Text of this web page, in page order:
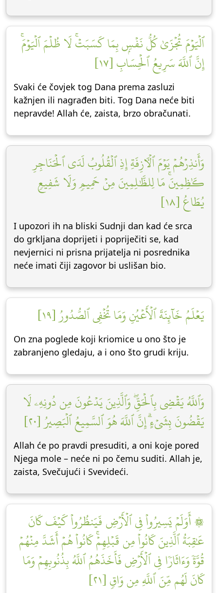
ٱلۡيَوۡمَ تُجۡزَىٰ كُلُّ نَفۡسِۭ بِمَا كَسَبَتۡۚ لَا ظُلۡمَ ٱلۡيَوۡمَۚ
إِنَّ ٱللَّهَ سَرِيعُ ٱلۡحِسَابِ [١٧]
Svaki će čovjek tog Dana prema zasluzi
kažnjen ili nagrađen biti. Tog Dana neće biti
nepravde! Allah će, zaista, brzo obračunati.
وَأَنذِرۡهُمۡ يَوۡمَ ٱلۡأٓزِفَةِ إِذِ ٱلۡقُلُوبُ لَدَى ٱلۡحَنَاجِرِ
كَٰظِمِينَۚ مَا لِلظَّٰلِمِينَ مِنۡ حَمِيمٖ وَلَا شَفِيعٖ
يُطَاعُ [١٨]
I upozori ih na bliski Sudnji dan kad će srca
do grkljana doprijeti i popriječiti se, kad
nevjernici ni prisna prijatelja ni posrednika
neće imati čiji zagovor bi uslišan bio.
يَعۡلَمُ خَآئِنَةَ ٱلۡأَعۡيُنِ وَمَا تُخۡفِي ٱلصُّدُورُ [١٩]
On zna poglede koji kriomice u ono što je
zabranjeno gledaju, a i ono što grudi kriju.
وَٱللَّهُ يَقۡضِي بِٱلۡحَقِّۖ وَٱلَّذِينَ يَدۡعُونَ مِن دُونِهِۦ لَا
يَقۡضُونَ بِشَيۡءٍۗ إِنَّ ٱللَّهَ هُوَ ٱلسَّمِيعُ ٱلۡبَصِيرُ [٢٠]
Allah će po pravdi presuditi, a oni koje pored
Njega mole – neće ni po čemu suditi. Allah je,
zaista, Svečujući i Svevideći.
۞ أَوَلَمۡ يَسِيرُواْ فِي ٱلۡأَرۡضِ فَيَنظُرُواْ كَيۡفَ كَانَ
عَٰقِبَةُ ٱلَّذِينَ كَانُواْ مِن قَبۡلِهِمۡۚ كَانُواْ هُمۡ أَشَدَّ مِنۡهُمۡ
قُوَّةٗ وَءَاثَارٗا فِي ٱلۡأَرۡضِ فَأَخَذَهُمُ ٱللَّهُ بِذُنُوبِهِمۡ وَمَا
كَانَ لَهُم مِّنَ ٱللَّهِ مِن وَاقٖ [٢١]